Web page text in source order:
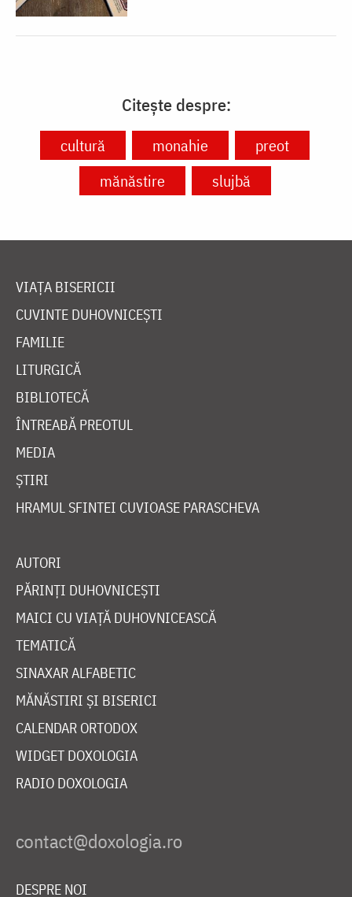
Citește despre:
cultură monahie
preot
mănăstire
slujbă
VIAȚA BISERICII
CUVINTE DUHOVNICEȘTI
FAMILIE
LITURGICĂ
BIBLIOTECĂ
ÎNTREABĂ PREOTUL
MEDIA
ȘTIRI
HRAMUL SFINTEI CUVIOASE PARASCHEVA
AUTORI
PĂRINȚI DUHOVNICEȘTI
MAICI CU VIAȚĂ DUHOVNICEASCĂ
TEMATICĂ
SINAXAR ALFABETIC
MĂNĂSTIRI ȘI BISERICI
CALENDAR ORTODOX
WIDGET DOXOLOGIA
RADIO DOXOLOGIA
DESPRE NOI